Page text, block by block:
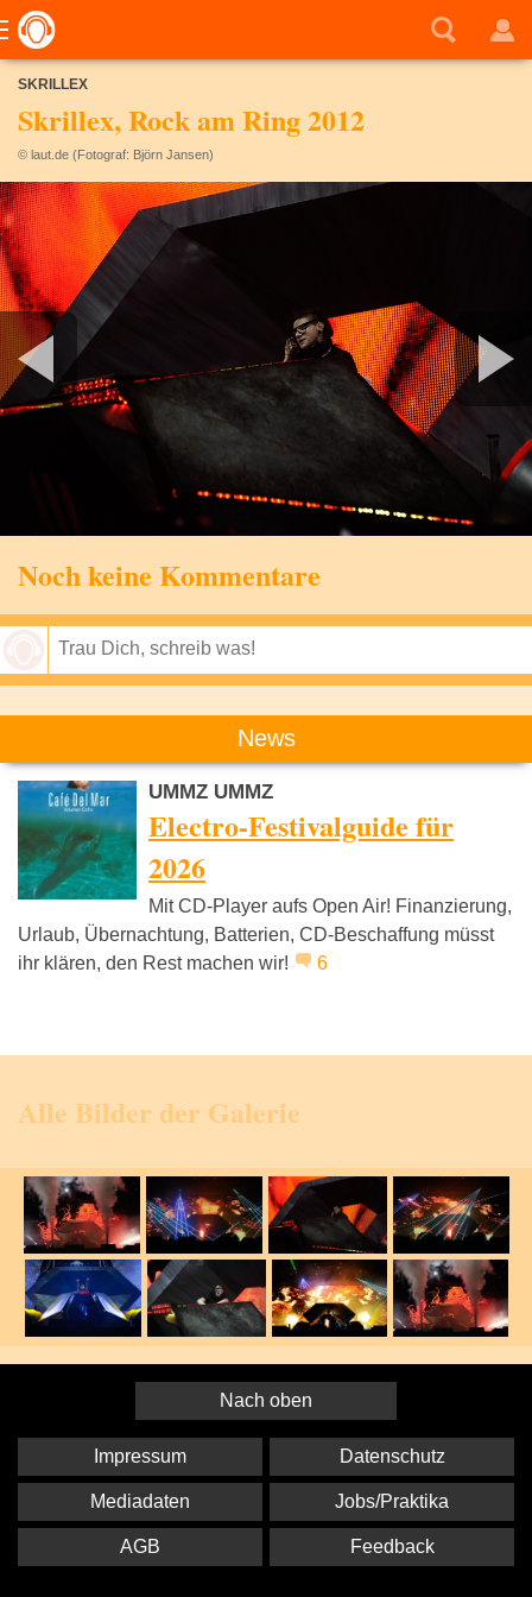
SKRILLEX
Skrillex, Rock am Ring 2012
© laut.de (Fotograf: Björn Jansen)
Noch keine Kommentare
News
UMMZ UMMZ
Electro-Festivalguide für
2026
Mit CD-Player aufs Open Air! Finanzierung,
Urlaub, Übernachtung, Batterien, CD-Beschaffung müsst
ihr klären, den Rest machen wir!
6
Alle Bilder der Galerie
Nach oben
Impressum Datenschutz
Mediadaten Jobs/Praktika
AGB Feedback